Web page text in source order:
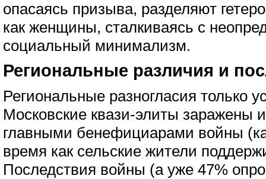
опасаясь призыва, разделяют
как женщины, сталкиваясь с
социальный минимализм.
Региональные различия и
Региональные разногласия только
Московские квази-элиты заражены
главными бенефициарами войны
время как сельские жители
Последствия войны (а уже 47%